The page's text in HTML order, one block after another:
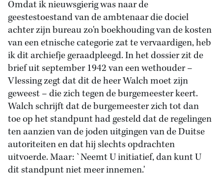
Omdat ik nieuwsgierig was naar de
geestestoestand van de ambtenaar die dociel
achter zijn bureau zo'n boekhouding van de kosten
van een etnische categorie zat te vervaardigen, heb
ik dit archiefje geraadpleegd. In het dossier zit de
brief uit september 1942 van een wethouder –
Vlessing zegt dat dit de heer Walch moet zijn
geweest – die zich tegen de burgemeester keert.
Walch schrijft dat de burgemeester zich tot dan
toe op het standpunt had gesteld dat de regelingen
ten aanzien van de joden uitgingen van de Duitse
autoriteiten en dat hij slechts opdrachten
uitvoerde. Maar: `Neemt U initiatief, dan kunt U
dit standpunt niet meer innemen.'